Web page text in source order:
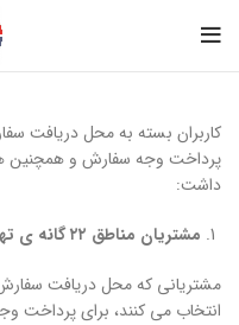
کاربران بسته به محل دریافت
پرداخت وجه سفارش و همچنین
داشت:
مشتریان مناطق ۲۲ گانه ی تهران:
انتخاب می کنند، برای پرداخت